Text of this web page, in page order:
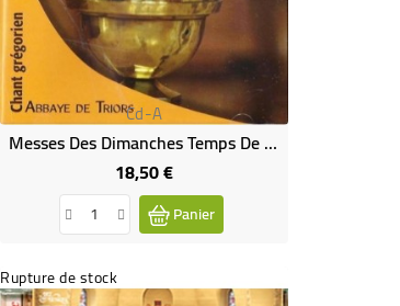
Cd-A
Messes Des Dimanches Temps De L'épiphanie - Chant Grégorien (CD)
18,50 €Prix
Panier
Rupture de stock